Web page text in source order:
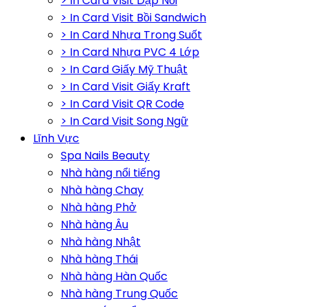
> In Card Visit Bồi Sandwich
> In Card Nhựa Trong Suốt
> In Card Nhựa PVC 4 Lớp
> In Card Giấy Mỹ Thuật
> In Card Visit Giấy Kraft
> In Card Visit QR Code
> In Card Visit Song Ngữ
Lĩnh Vực
Spa Nails Beauty
Nhà hàng nổi tiếng
Nhà hàng Chay
Nhà hàng Phở
Nhà hàng Âu
Nhà hàng Nhật
Nhà hàng Thái
Nhà hàng Hàn Quốc
Nhà hàng Trung Quốc